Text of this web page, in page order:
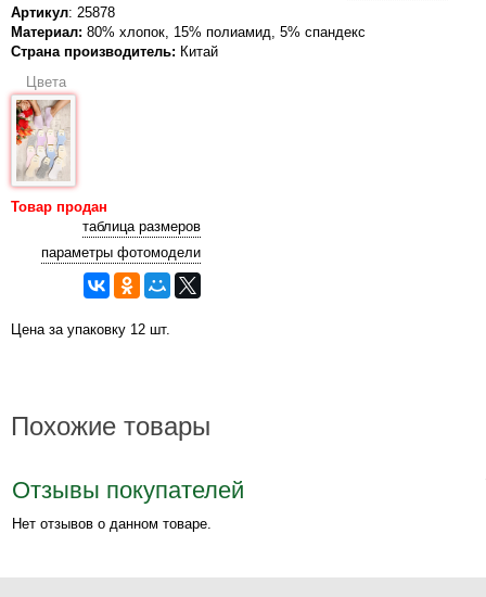
Артикул: 25878
Материал: 80% хлопок, 15% полиамид, 5% спандекс
Страна производитель: Китай
Цвета
Товар продан
таблица размеров
параметры фотомодели
Цена за упаковку 12 шт.
Похожие товары
Отзывы покупателей
Нет отзывов о данном товаре.